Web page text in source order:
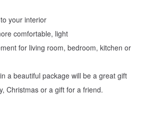
your interior
comfortable, light
for living room, bedroom, kitchen or
a beautiful package will be a great gift
Christmas or a gift for a friend.